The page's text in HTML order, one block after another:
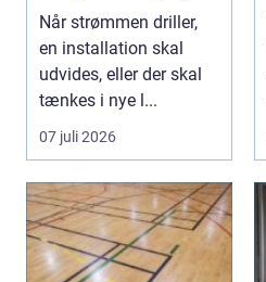
Når strømmen driller,
en installation skal
udvides, eller der skal
tænkes i nye l...
07 juli 2026